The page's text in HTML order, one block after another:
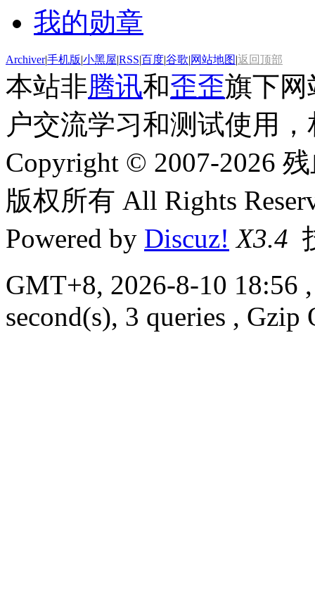
我的勋章
Archiver|手机版|小黑屋|RSS|百度|谷歌|网站地图|返回顶部
本站非腾讯和歪歪旗下网
户交流学习和测试使用
Copyright © 2007-2026
版权所有 All Rights
Powered by Discuz! X3.4
GMT+8, 2026-8-10 18:56
second(s), 3 queries , Gzip